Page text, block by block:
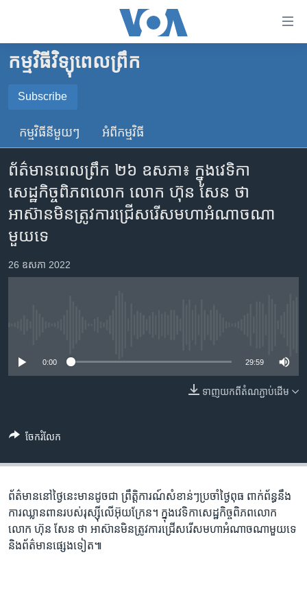
គេហទំព័រ​
ទាក់ទង
រំលង​
ទំព័រ​
ព័ត៌មាន​​
តែ​
ម្តង
និង​
ចូល​
ទៅ​
ចូល​
ស្វែង​
កម្ពុជា
អន្តរជាតិ
ចិន
ហេឡូវីអូអេ
កម្ពុជាច្នៃប្រតិដ្ឋ
ព្រឹត្តិការណ៍ព័ត៌មាន
ទូរទស្សន៍ / វីដេអូ​
វិទ្យុ / ផតខាសថ៍
បណ្តាញ​សង្គម
ភាសា
កម្មវិធីវិទ្យុពេលព្រឹក
Subscribe
SUBSCRIBE
Spotify
កម្មវិធី​នីមួយៗ អំពី​កម្មវិធី​
ព័ត៌មានពេលព្រឹក ២៦ ឧសភា៖ ក្នុង​​វេទិកា​
សេដ្ឋកិច្ច​ពិភពលោក លោក ហ៊ុន សែន ថា
អាស៊ាន​មិន​ត្រូវការ​ជ្រើសរើស​មហា​អំណាច​ណា​
មួយ​ទេ
26 ឧសភា 2022
0:00 29:59
ទាញ​យក​ពី​តំណភ្ជាប់​ដើម
ចែករំលែក
ព័ត៌មាន​នៅ​ថ្ងៃនេះ​មាន​ដូចជា ព្រឹត្តិការណ៍​សំខាន់ៗ​ប្រចាំ​ថ្ងៃពុធ ពាក់ព័ន្ធនឹង​
ការឈ្លានពាន​របស់​រុស្ស៊ី​លើ​អ៊ុយក្រែន។ ក្នុង​​វេទិកា​សេដ្ឋកិច្ច​ពិភពលោក
លោក ហ៊ុន សែន ថា អាស៊ាន​មិន​ត្រូវការ​ជ្រើសរើស​មហា​អំណាច​ណា​មួយ​ទេ
និង​ព័ត៌មាន​ផ្សេង​ទៀត៕